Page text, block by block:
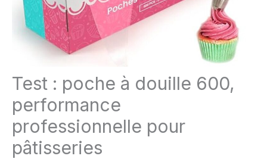
Test : poche à douille 600,
performance
professionnelle pour
pâtisseries